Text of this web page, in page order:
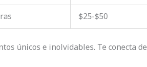
$25-$50
únicos e inolvidables. Te conecta de